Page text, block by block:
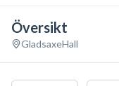
Översikt
GladsaxeHall